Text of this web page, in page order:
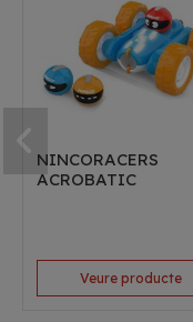
NINCORACERS
ACROBATIC
Veure producte